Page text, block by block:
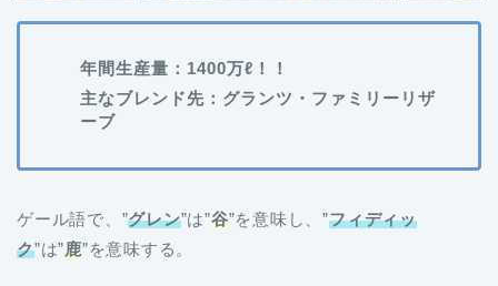
年間生産量：1400万ℓ！！
主なブレンド先：グランツ・ファミリーリザ
ーブ
ゲール語で、”グレン”は”谷”を意味し、”フィディッ
ク”は”鹿”を意味する。